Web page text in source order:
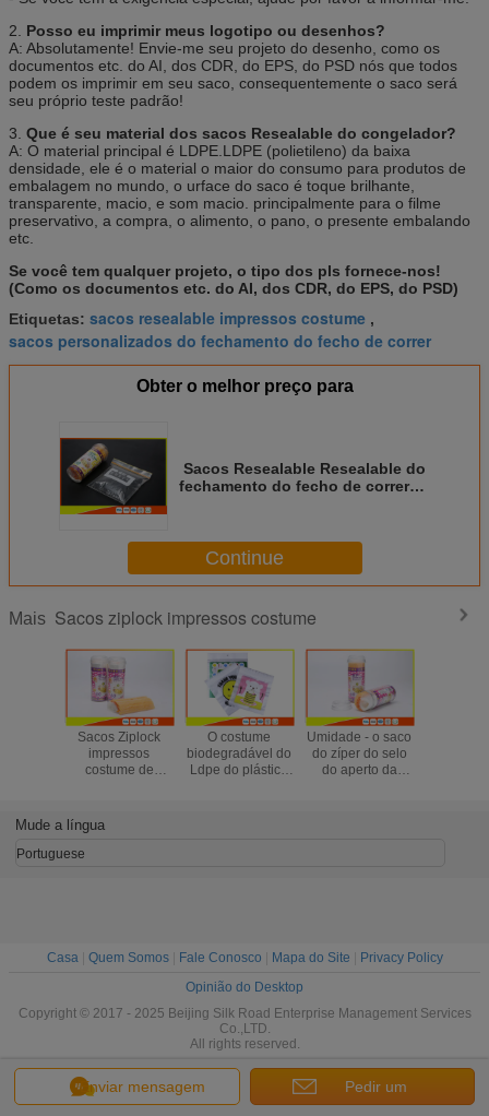
2. Posso eu imprimir meus logotipo ou desenhos?
A: Absolutamente! Envie-me seu projeto do desenho, como os
documentos etc. do AI, dos CDR, do EPS, do PSD nós que todos
podem os imprimir em seu saco, consequentemente o saco será
seu próprio teste padrão!
3. Que é seu material dos sacos Resealable do congelador?
A: O material principal é LDPE.LDPE (polietileno) da baixa
densidade, ele é o material o maior do consumo para produtos de
embalagem no mundo, o urface do saco é toque brilhante,
transparente, macio, e som macio. principalmente para o filme
preservativo, a compra, o alimento, o pano, o presente embalando
etc.
Se você tem qualquer projeto, o tipo dos pls fornece-nos!
(Como os documentos etc. do AI, dos CDR, do EPS, do PSD)
Etiquetas: sacos resealable impressos costume ,
sacos personalizados do fechamento do fecho de correr
Obter o melhor preço para
Sacos Resealable Resealable do
fechamento do fecho de correr
Continue
Mais Sacos ziplock impressos costume
Sacos Ziplock
impressos
costume de
sacos de plástico
Resealable
O costume
biodegradável do
Ldpe do plástico
Umidade - o saco
do zíper do selo
do aperto da
Enviar mensagem Pedir um
Mude a língua
Portuguese
Casa| Quem Somos| Fale Conosco Mapa do Site
Privacy Policy
Opinião do Desktop
Copyright © 2017 - 2025 Beijing Silk Road Enterprise Management Services
Co.,LTD.
All rights reserved.